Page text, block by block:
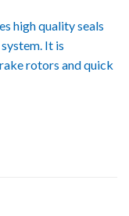
high quality seals
It is
rotors and quick